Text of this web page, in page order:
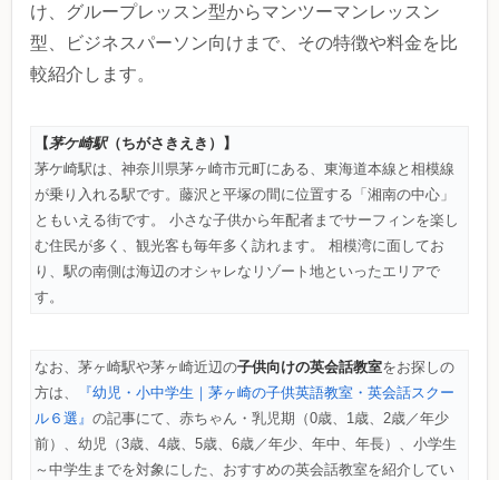
け、グループレッスン型からマンツーマンレッスン
型、ビジネスパーソン向けまで、その特徴や料金を比
較紹介します。
【茅ケ崎駅（ちがさきえき） 】
茅ケ崎駅は、神奈川県茅ヶ崎市元町にある、東海道本線と相模線
が乗り入れる駅です。藤沢と平塚の間に位置する「湘南の中心」
ともいえる街です。 小さな子供から年配者までサーフィンを楽し
む住民が多く、観光客も毎年多く訪れます。 相模湾に面してお
り、駅の南側は海辺のオシャレなリゾート地といったエリアで
す。
なお、茅ヶ崎駅や茅ヶ崎近辺の子供向けの英会話教室をお探しの
方は、
『幼児・小中学生｜茅ヶ崎の子供英語教室・英会話スクー
ル６選』 の記事にて、赤ちゃん・乳児期（0歳、1歳、2歳／年少
前）、幼児（3歳、4歳、5歳、6歳／年少、年中、年長）、小学生
～中学生までを対象にした、おすすめの英会話教室を紹介してい